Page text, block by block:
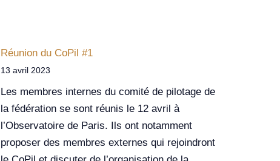
Réunion du CoPil #1
13 avril 2023
Les membres internes du comité de pilotage de
la fédération se sont réunis le 12 avril à
l’Observatoire de Paris. Ils ont notamment
proposer des membres externes qui rejoindront